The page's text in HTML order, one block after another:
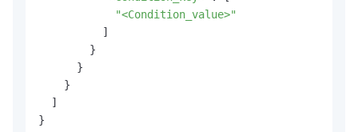
"<Condition_value>"
          ]
        }
      }
    }
  ]
}